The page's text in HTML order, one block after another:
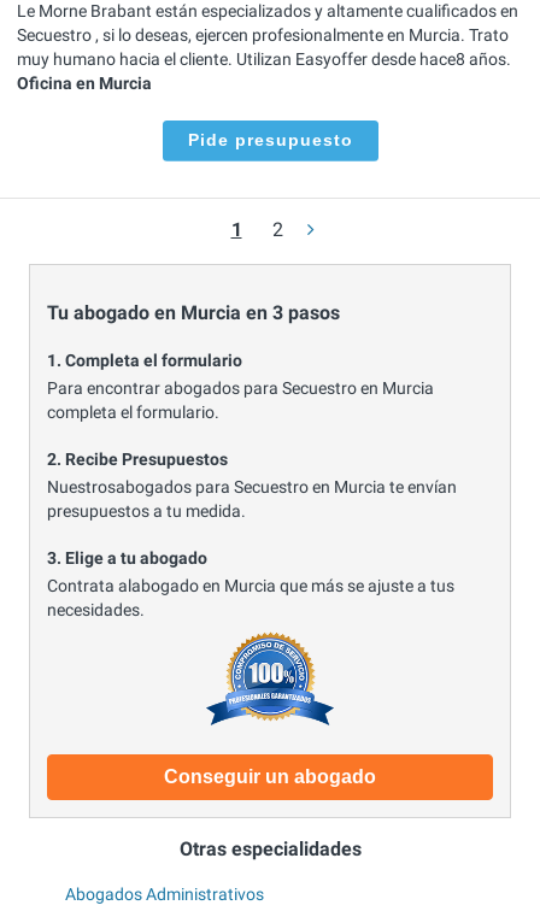
Le Morne Brabant están especializados y altamente cualificados en
Secuestro , si lo deseas, ejercen profesionalmente en Murcia. Trato
muy humano hacia el cliente. Utilizan Easyoffer desde hace8 años.
Oficina en Murcia
Pide presupuesto
1 2
Tu abogado en Murcia en 3 pasos
1. Completa el formulario
Para encontrar abogados para Secuestro en Murcia
completa el formulario.
2. Recibe Presupuestos
Nuestrosabogados para Secuestro en Murcia te envían
presupuestos a tu medida.
3. Elige a tu abogado
Contrata alabogado en Murcia que más se ajuste a tus
necesidades.
Conseguir un abogado
Otras especialidades
Abogados Administrativos